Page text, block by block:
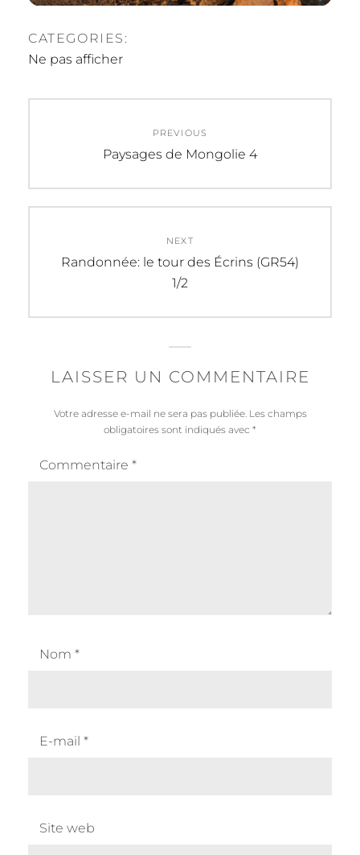
CATEGORIES:
Ne pas afficher
l’article
PREVIOUS
Previous
Paysages de Mongolie 4
NEXT
Next
Randonnée: le tour des Écrins (GR54)
1/2
LAISSER UN COMMENTAIRE
Votre adresse e-mail ne sera pas publiée. Les champs
obligatoires sont indiqués avec *
Commentaire *
Nom *
E-mail *
Site web